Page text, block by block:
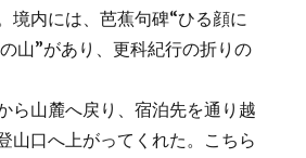
境内には、芭蕉句碑“ひる顔に
山”があり、更科紀行の折りの
ら山麓へ戻り、宿泊先を通り越
山口へ上がってくれた。こちら